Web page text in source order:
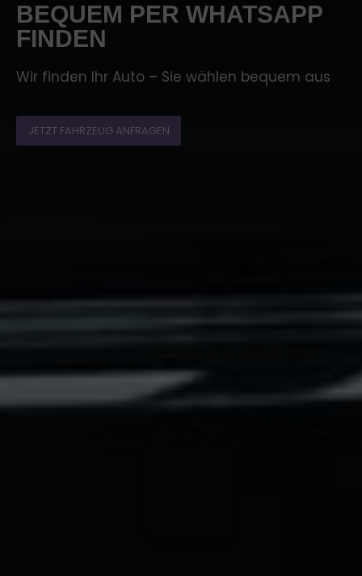
BEQUEM PER WHATSAPP
FINDEN
Wir finden Ihr Auto – Sie wählen bequem aus
JETZT FAHRZEUG ANFRAGEN